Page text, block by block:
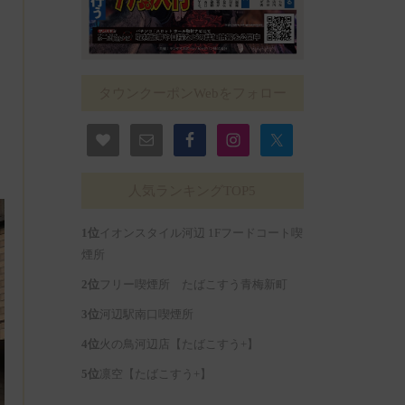
イオンスタイル河辺 1Fフードコート喫
煙所
フリー喫煙所 たばこすう青梅新町
河辺駅南口喫煙所
火の鳥河辺店【たばこすう+】
凛空【たばこすう+】